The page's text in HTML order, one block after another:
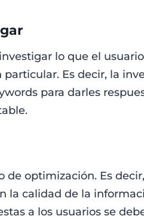
lo que el
Es decir, la
para darles
de optimización. Es
la calidad de la
a los usuarios se